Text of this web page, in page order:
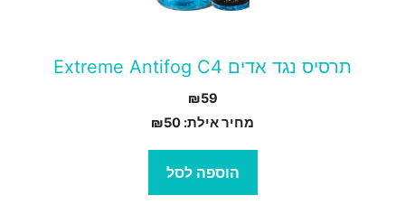
תרסיס נגד אדים Extreme Antifog C4
₪59
מחיר אילת:
₪50
הוספה לסל